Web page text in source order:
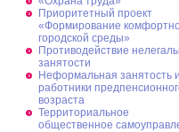
Приоритетный проект
«Формирование
городской среды»
Противодействие
занятости
Неформальная занятость и
работники
возраста
Территориальное
общественное